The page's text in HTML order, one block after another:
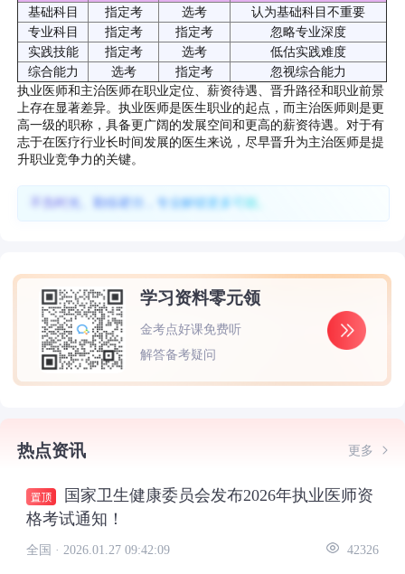
基础科目
指定考 选考
认为基础科目不重要
专业科目
指定考 指定考
忽略专业深度
实践技能
指定考 选考
低估实践难度
综合能力
选考 指定考
忽视综合能力
执业医师和主治医师在职业定位、薪资待遇、晋升路径和职业前景
上存在显著差异。执业医师是医生职业的起点，而主治医师则是更
高一级的职称，具备更广阔的发展空间和更高的薪资待遇。对于有
志于在医疗行业长时间发展的医生来说，尽早晋升为主治医师是提
升职业竞争力的关键。
不负时光、勤练硬功，专业解锁更多可能。
学习资料零元领
金考点好课免费听
解答备考疑问
热点资讯 更多
国家卫生健康委员会发布2026年执业医师资
格考试通知！
全国 · 2026.01.27 09:42:09 42326